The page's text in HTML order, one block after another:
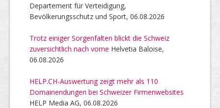
Departement für Verteidigung,
Bevölkerungsschutz und Sport, 06.08.2026
Trotz einiger Sorgenfalten blickt die Schweiz
zuversichtlich nach vorne Helvetia Baloise,
06.08.2026
HELP.CH-Auswertung zeigt mehr als 110
Domainendungen bei Schweizer Firmenwebsites
HELP Media AG, 06.08.2026